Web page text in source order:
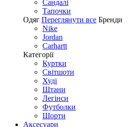
Сандалі
Tапочки
Одяг Переглянути все Бренди
Nike
Jordan
Carhartt
Категорії
Куртки
Світшоти
Худі
Штани
Легінси
Футболки
Шорти
Аксесуари